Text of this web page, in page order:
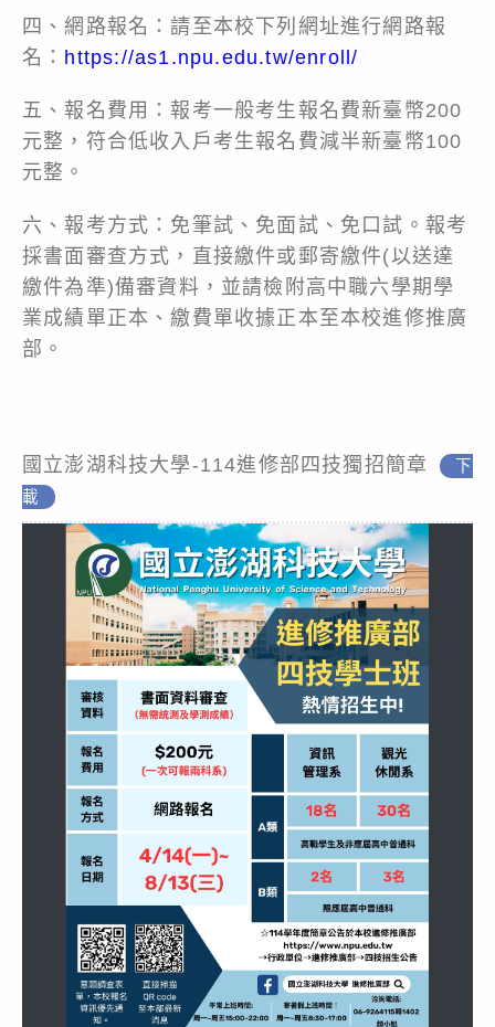
四、網路報名：請至本校下列網址進行網路報
名： https://as1.npu.edu.tw/enroll/
五、報名費用：報考一般考生報名費新臺幣200
元整，符合低收入戶考生報名費減半新臺幣100
元整。
六、報考方式：免筆試、免面試、免口試。報考
採書面審查方式，直接繳件或郵寄繳件(以送達
繳件為準)備審資料，並請檢附高中職六學期學
業成績單正本、繳費單收據正本至本校進修推廣
部。
國立澎湖科技大學-114進修部四技獨招簡章
下
載